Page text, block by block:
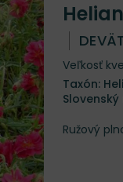
Veľkosť
Taxón:
Ružový